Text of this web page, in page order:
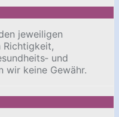
jeweiligen
Richtigkeit,
und
wir keine Gewähr.